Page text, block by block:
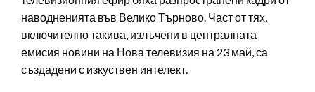
наводненията във Велико Търново. Част от тях,
включително такива, излъчени в централната
емисия новини на Нова телевизия на 23 май, са
създадени с изкуствен интелект.